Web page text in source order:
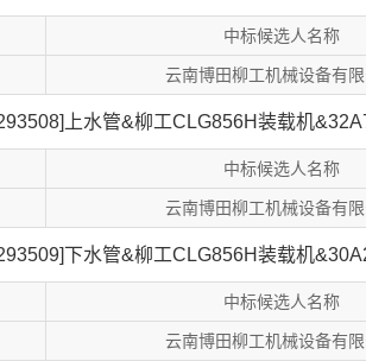
中标候选人名称
云南博田柳工机械设备有
上水管&柳工CLG856H装载机
中标候选人名称
云南博田柳工机械设备有
下水管&柳工CLG856H装载机
中标候选人名称
云南博田柳工机械设备有